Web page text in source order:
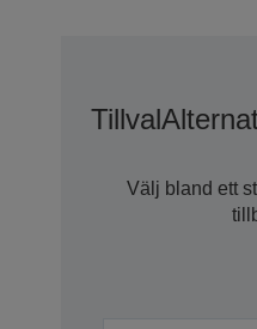
Tillval
Välj bland ett